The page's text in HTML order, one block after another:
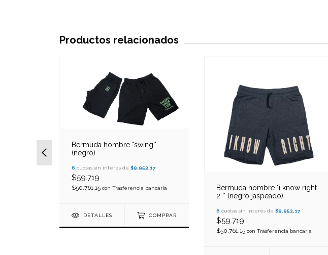
Productos relacionados
Bermuda hombre "swing''
(negro)
6 cuotas sin interés de $9.953,17
$59.719
$50.761,15 con Trasferencia bancaria
DETALLES COMPRAR
Bermuda hombre "i know right
2 '' (negro jaspeado)
6 cuotas sin interés de $9.953,17
$59.719
$50.761,15 con Trasferencia bancaria